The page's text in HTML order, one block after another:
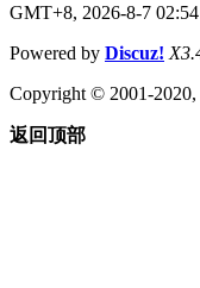
GMT+8, 2026-8-7 02:54
Powered by Discuz!
Copyright © 2001-2020,
返回顶部